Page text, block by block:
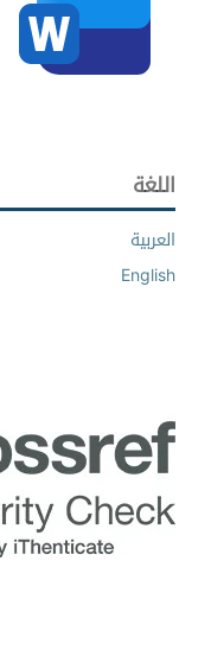
اللغة
العربية
English